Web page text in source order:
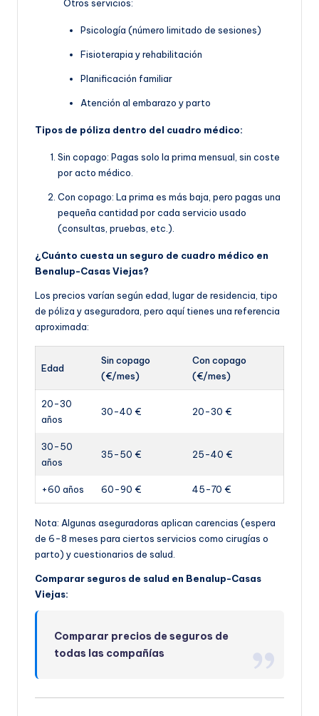
Otros servicios:
Psicología (número limitado de sesiones)
Fisioterapia y rehabilitación
Planificación familiar
Atención al embarazo y parto
Tipos de póliza dentro del cuadro médico:
Sin copago: Pagas solo la prima mensual, sin coste
por acto médico.
Con copago: La prima es más baja, pero pagas una
pequeña cantidad por cada servicio usado
(consultas, pruebas, etc.).
¿Cuánto cuesta un seguro de cuadro médico en
Benalup-Casas Viejas?
Los precios varían según edad, lugar de residencia, tipo
de póliza y aseguradora, pero aquí tienes una referencia
aproximada:
Edad
Sin copago
(€/mes)
Con copago
(€/mes)
20-30
años
30-40 € 20-30 €
30-50
años
35-50 € 25-40 €
+60 años 60-90 € 45-70 €
Nota: Algunas aseguradoras aplican carencias (espera
de 6-8 meses para ciertos servicios como cirugías o
parto) y cuestionarios de salud.
Comparar seguros de salud en Benalup-Casas
Viejas:
Comparar precios de seguros de
todas las compañías